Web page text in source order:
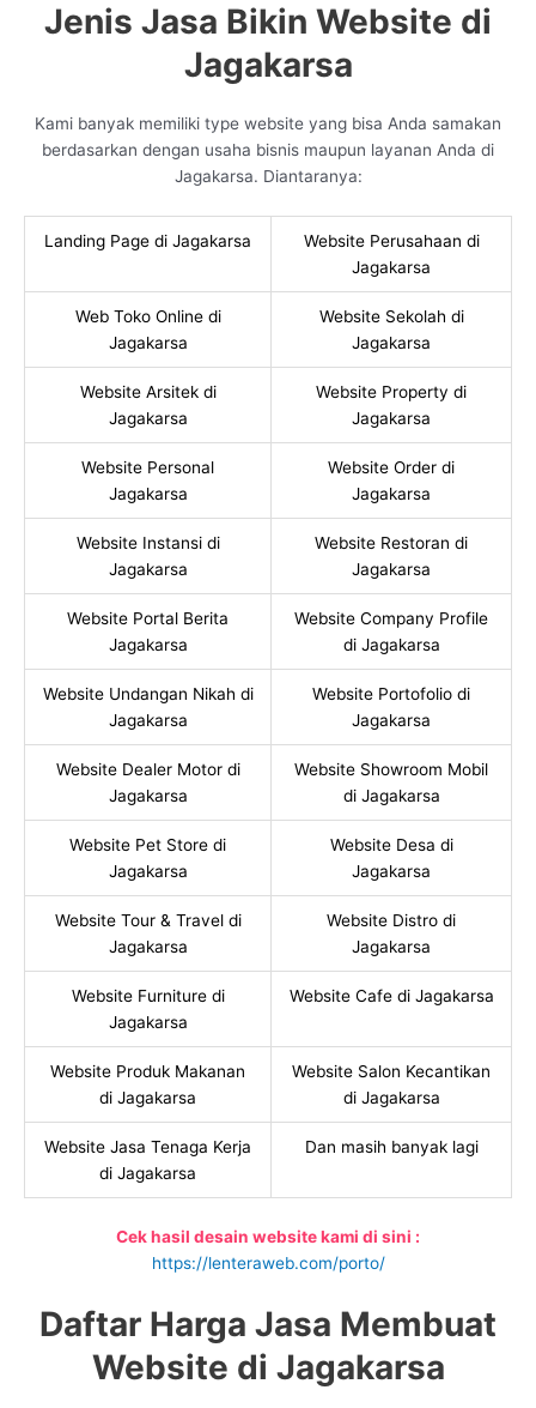
Jenis Jasa Bikin Website di
Jagakarsa
Kami banyak memiliki type website yang bisa Anda samakan
berdasarkan dengan usaha bisnis maupun layanan Anda di
Jagakarsa. Diantaranya:
Landing Page di Jagakarsa
Website Perusahaan di
Jagakarsa
Web Toko Online di
Jagakarsa
Website Sekolah di
Jagakarsa
Website Arsitek di
Jagakarsa
Website Property di
Jagakarsa
Website Personal
Jagakarsa
Website Order di
Jagakarsa
Website Instansi di
Jagakarsa
Website Restoran di
Jagakarsa
Website Portal Berita
Jagakarsa
Website Company Profile
di Jagakarsa
Website Undangan Nikah di
Jagakarsa
Website Portofolio di
Jagakarsa
Website Dealer Motor di
Jagakarsa
Website Showroom Mobil
di Jagakarsa
Website Pet Store di
Jagakarsa
Website Desa di
Jagakarsa
Website Tour & Travel di
Jagakarsa
Website Distro di
Jagakarsa
Website Furniture di
Jagakarsa
Website Cafe di Jagakarsa
Website Produk Makanan
di Jagakarsa
Website Salon Kecantikan
di Jagakarsa
Website Jasa Tenaga Kerja
di Jagakarsa
Dan masih banyak lagi
Cek hasil desain website kami di sini :
https://lenteraweb.com/porto/
Daftar Harga Jasa Membuat
Website di Jagakarsa